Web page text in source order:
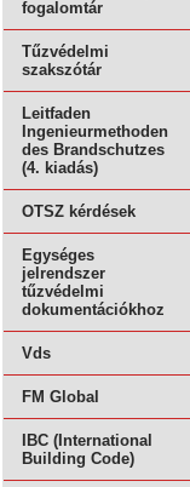
fogalomtár
Tűzvédelmi
szakszótár
Leitfaden
Ingenieurmethoden
des Brandschutzes
(4. kiadás)
OTSZ kérdések
Egységes
jelrendszer
tűzvédelmi
dokumentációkhoz
Vds
FM Global
IBC (International
Building Code)